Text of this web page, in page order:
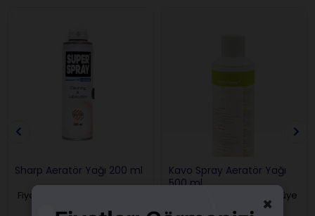
Sharp Aeratör Yağı 200 ml
Fiyatları görebilmek için üye
girişi yapmalısınız.
Kavo Spray Aeratör Yağı
500 ml
Fiyatları görebilmek için üye
girişi yapmalısınız.
×